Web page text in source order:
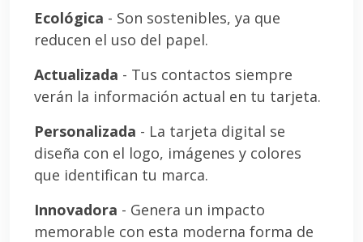
Ecológica - Son sostenibles, ya que
reducen el uso del papel.
Actualizada - Tus contactos siempre
verán la información actual en tu tarjeta.
Personalizada - La tarjeta digital se
diseña con el logo, imágenes y colores
que identifican tu marca.
Innovadora - Genera un impacto
memorable con esta moderna forma de